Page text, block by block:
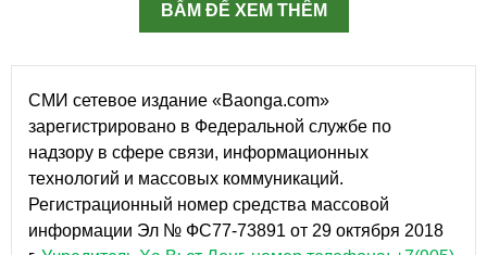
BẤM ĐỂ XEM THÊM
СМИ сетевое издание «Baonga.com»
зарегистрировано в Федеральной службе по
надзору в сфере связи, информационных
технологий и массовых коммуникаций.
Регистрационный номер средства массовой
информации Эл № ФС77-73891 от 29 октября 2018